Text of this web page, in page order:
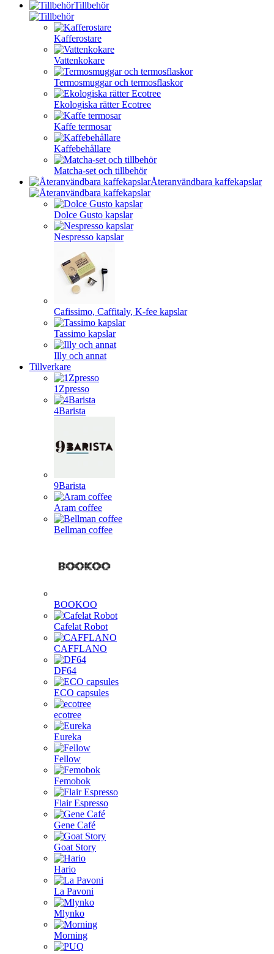
Tillbehör
Kafferostare
Vattenkokare
Termosmuggar och termosflaskor
Ekologiska rätter Ecotree
Kaffe termosar
Kaffebehållare
Matcha-set och tillbehör
Återanvändbara kaffekapslar
Dolce Gusto kapslar
Nespresso kapslar
Cafissimo, Caffitaly, K-fee kapslar
Tassimo kapslar
Illy och annat
Tillverkare
1Zpresso
4Barista
9Barista
Aram coffee
Bellman coffee
BOOKOO
Cafelat Robot
CAFFLANO
DF64
ECO capsules
ecotree
Eureka
Fellow
Femobok
Flair Espresso
Gene Café
Goat Story
Hario
La Pavoni
Mlynko
Morning